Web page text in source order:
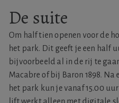
De suite
Om half tien openen voor de
het park. Dit geeft je een half
bijvoorbeeld al in de rij te
Macabre of bij Baron 1898.
het park kun je vanaf 15.00